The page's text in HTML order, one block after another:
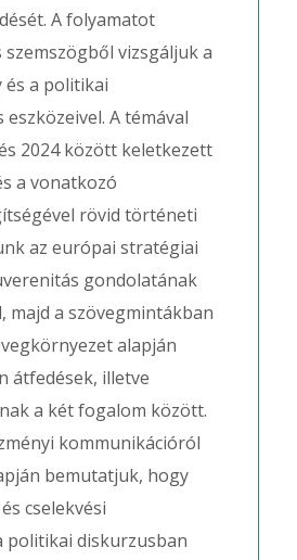
A folyamatot
vizsgáljuk a
a politikai
A témával
2024 között keletkezett
a vonatkozó
rövid történeti
az európai stratégiai
gondolatának
majd a szövegmintákban
alapján
átfedések, illetve
a két fogalom között.
kommunikációról
bemutatjuk, hogy
cselekvési
politikai diskurzusban